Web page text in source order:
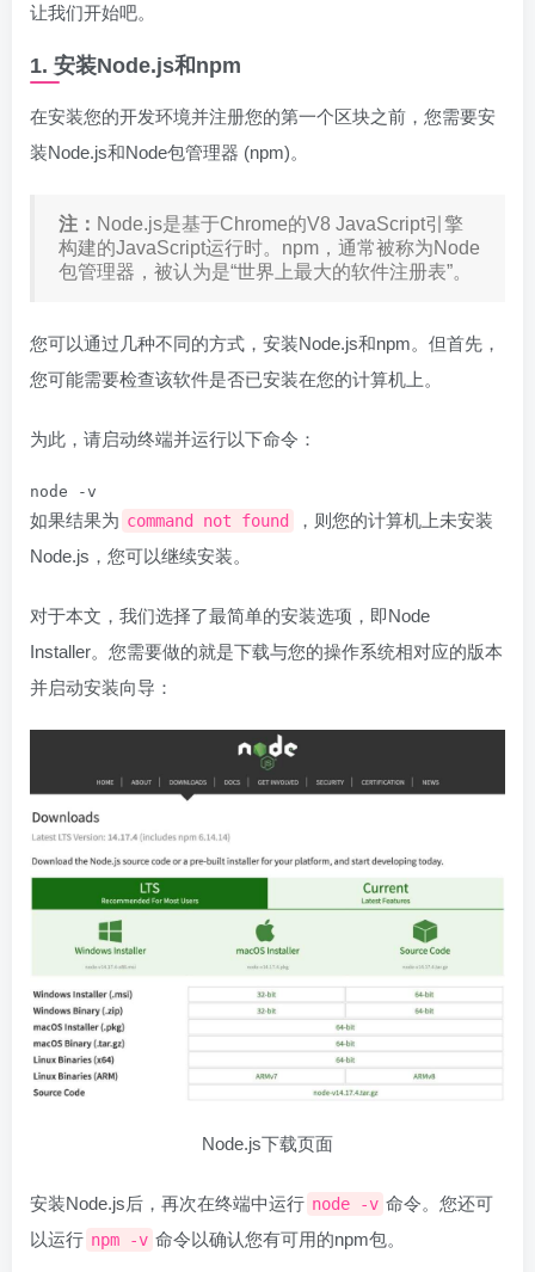
让我们开始吧。
1. 安装Node.js和npm
在安装您的开发环境并注册您的第一个区块之前，您需要安
装Node.js和Node包管理器 (npm)。
注： Node.js是基于Chrome的V8 JavaScript引擎
构建的JavaScript运行时。npm，通常被称为Node
包管理器，被认为是“世界上最大的软件注册表”。
您可以通过几种不同的方式，安装Node.js和npm。但首先，
您可能需要检查该软件是否已安装在您的计算机上。
为此，请启动终端并运行以下命令：
node -v
如果结果为 command not found
，则您的计算机上未安装
Node.js，您可以继续安装。
对于本文，我们选择了最简单的安装选项，即Node
Installer。您需要做的就是下载与您的操作系统相对应的版本
并启动安装向导：
Node.js下载页面
安装Node.js后，再次在终端中运行 node -v 命令。您还可
以运行 npm -v 命令以确认您有可用的npm包。